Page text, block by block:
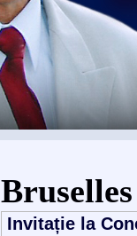
Eşti aici
Bruselles
Invitație la